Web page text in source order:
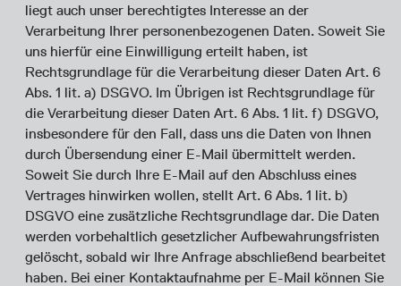
liegt auch unser berechtigtes Interesse an der
Verarbeitung Ihrer personenbezogenen Daten. Soweit Sie
uns hierfür eine Einwilligung erteilt haben, ist
Rechtsgrundlage für die Verarbeitung dieser Daten Art. 6
Abs. 1 lit. a) DSGVO. Im Übrigen ist Rechtsgrundlage für
die Verarbeitung dieser Daten Art. 6 Abs. 1 lit. f) DSGVO,
insbesondere für den Fall, dass uns die Daten von Ihnen
durch Übersendung einer E-Mail übermittelt werden.
Soweit Sie durch Ihre E-Mail auf den Abschluss eines
Vertrages hinwirken wollen, stellt Art. 6 Abs. 1 lit. b)
DSGVO eine zusätzliche Rechtsgrundlage dar. Die Daten
werden vorbehaltlich gesetzlicher Aufbewahrungsfristen
gelöscht, sobald wir Ihre Anfrage abschließend bearbeitet
haben. Bei einer Kontaktaufnahme per E-Mail können Sie